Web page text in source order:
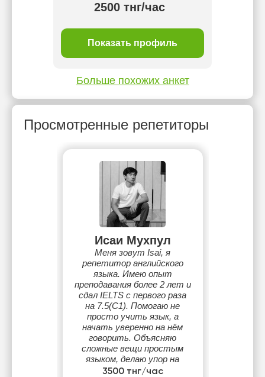
2500 тнг/час
Показать профиль
Больше похожих анкет
Просмотренные репетиторы
Исаи Мухпул
Меня зовут Isai, я
репетитор английского
языка. Имею опыт
преподавания более 2 лет и
сдал IELTS с первого раза
на 7.5(С1). Помогаю не
просто учить язык, а
начать уверенно на нём
говорить. Объясняю
сложные вещи простым
языком, делаю упор на
практику, живое общение и
3500 тнг/час